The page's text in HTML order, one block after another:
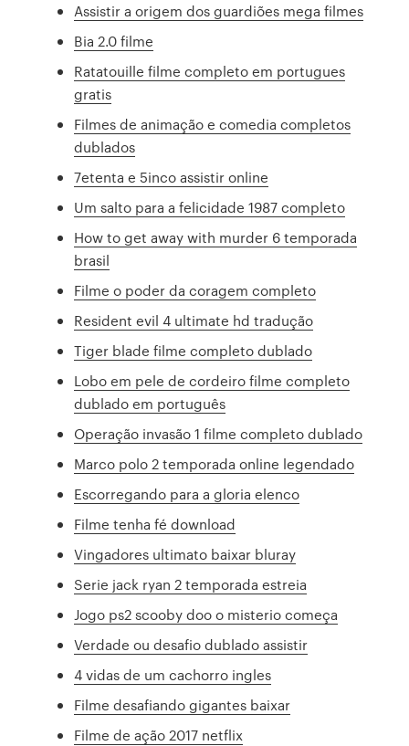
Assistir a origem dos guardiões mega filmes
Bia 2.0 filme
Ratatouille filme completo em portugues
gratis
Filmes de animação e comedia completos
dublados
7etenta e 5inco assistir online
Um salto para a felicidade 1987 completo
How to get away with murder 6 temporada
brasil
Filme o poder da coragem completo
Resident evil 4 ultimate hd tradução
Tiger blade filme completo dublado
Lobo em pele de cordeiro filme completo
dublado em português
Operação invasão 1 filme completo dublado
Marco polo 2 temporada online legendado
Escorregando para a gloria elenco
Filme tenha fé download
Vingadores ultimato baixar bluray
Serie jack ryan 2 temporada estreia
Jogo ps2 scooby doo o misterio começa
Verdade ou desafio dublado assistir
4 vidas de um cachorro ingles
Filme desafiando gigantes baixar
Filme de ação 2017 netflix